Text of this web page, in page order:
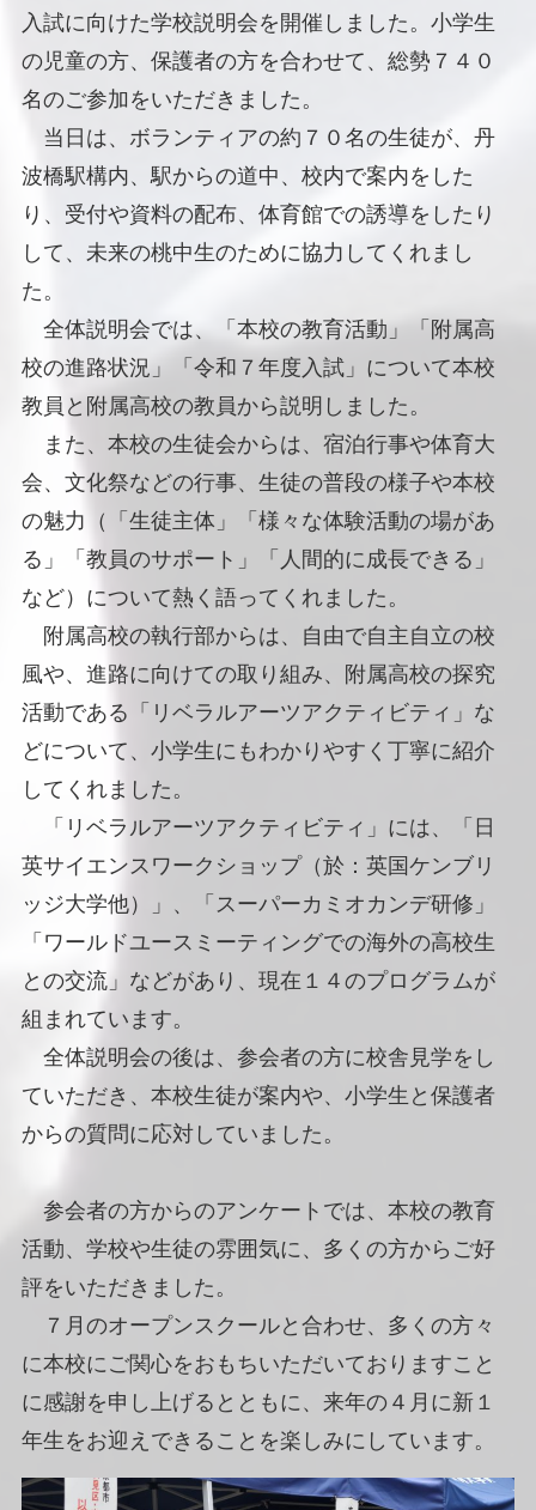
入試に向けた学校説明会を開催しました。小学生
の児童の方、保護者の方を合わせて、総勢７４０
名のご参加をいただきました。
当日は、ボランティアの約７０名の生徒が、丹
波橋駅構内、駅からの道中、校内で案内をした
り、受付や資料の配布、体育館での誘導をしたり
して、未来の桃中生のために協力してくれまし
た。
全体説明会では、「本校の教育活動」「附属高
校の進路状況」「令和７年度入試」について本校
教員と附属高校の教員から説明しました。
また、本校の生徒会からは、宿泊行事や体育大
会、文化祭などの行事、生徒の普段の様子や本校
の魅力（「生徒主体」「様々な体験活動の場があ
る」「教員のサポート」「人間的に成長できる」
など）について熱く語ってくれました。
附属高校の執行部からは、自由で自主自立の校
風や、進路に向けての取り組み、附属高校の探究
活動である「リベラルアーツアクティビティ」な
どについて、小学生にもわかりやすく丁寧に紹介
してくれました。
「リベラルアーツアクティビティ」には、「日
英サイエンスワークショップ（於：英国ケンブリ
ッジ大学他）」、「スーパーカミオカンデ研修」
「ワールドユースミーティングでの海外の高校生
との交流」などがあり、現在１４のプログラムが
組まれています。
全体説明会の後は、参会者の方に校舎見学をし
ていただき、本校生徒が案内や、小学生と保護者
からの質問に応対していました。
参会者の方からのアンケートでは、本校の教育
活動、学校や生徒の雰囲気に、多くの方からご好
評をいただきました。
７月のオープンスクールと合わせ、多くの方々
に本校にご関心をおもちいただいておりますこと
に感謝を申し上げるとともに、来年の４月に新１
年生をお迎えできることを楽しみにしています。